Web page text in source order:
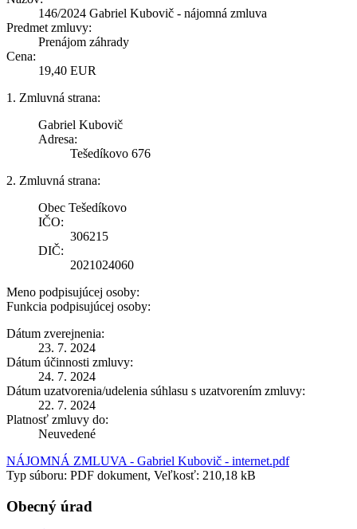
146/2024 Gabriel Kubovič - nájomná zmluva
Predmet zmluvy:
Prenájom záhrady
Cena:
19,40 EUR
1. Zmluvná strana:
Gabriel Kubovič
Adresa:
Tešedíkovo 676
2. Zmluvná strana:
Obec Tešedíkovo
IČO:
306215
DIČ:
2021024060
Meno podpisujúcej osoby:
Funkcia podpisujúcej osoby:
Dátum zverejnenia:
23. 7. 2024
Dátum účinnosti zmluvy:
24. 7. 2024
Dátum uzatvorenia/udelenia súhlasu s uzatvorením zmluvy:
22. 7. 2024
Platnosť zmluvy do:
Neuvedené
NÁJOMNÁ ZMLUVA - Gabriel Kubovič - internet.pdf
Typ súboru: PDF dokument, Veľkosť: 210,18 kB
Obecný úrad